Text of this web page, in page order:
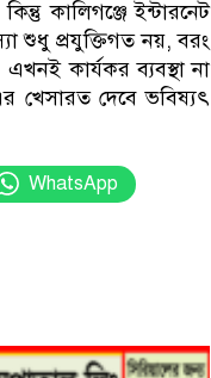
কালিগঞ্জে ইন্টারনেট
শুধু প্রযুক্তিগত নয়, বরং
কার্যকর ব্যবস্থা না
খেসারত দেবে ভবিষ্যৎ
WhatsApp